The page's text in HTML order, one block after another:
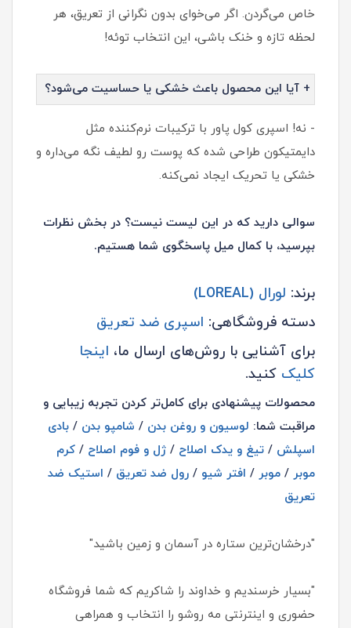
خاص می‌گردن. اگر می‌خوای بدون نگرانی از تعریق، هر
لحظه تازه و خنک باشی، این انتخاب توئه!
+ آیا این محصول باعث خشکی یا حساسیت می‌شود؟
- نه! اسپری کول پاور با ترکیبات نرم‌کننده مثل
دایمتیکون طراحی شده که پوست رو لطیف نگه می‌داره و
خشکی یا تحریک ایجاد نمی‌کنه.
سوالی دارید که در این لیست نیست؟ در بخش نظرات
بپرسید، با کمال میل پاسخگوی شما هستیم.
برند: لورال (LOREAL)
دسته فروشگاهی: اسپری ضد تعریق
برای آشنایی با روش‌های ارسال ما، اینجا
کلیک کنید.
محصولات پیشنهادی برای کامل‌تر کردن تجربه زیبایی و
مراقبت شما: لوسیون و روغن بدن / شامپو بدن / بادی
اسپلش / تیغ و یدک اصلاح / ژل و فوم اصلاح / کرم
موبر / موبر / افتر شیو / رول ضد تعریق / استیک ضد
تعریق
"درخشان‌ترین ستاره در آسمان و زمین باشید"
"بسیار خرسندیم و خداوند را شاکریم که شما فروشگاه
حضوری و اینترنتی مه روشو را انتخاب و همراهی